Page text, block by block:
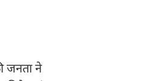
जनता ने